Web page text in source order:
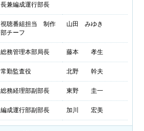
長兼編成運行部長
視聴番組担当 制作
部チーフ
山田 みゆき
総務管理本部局長 藤本 孝生
常勤監査役 北野 幹夫
総務経理部副部長 東野 圭一
編成運行部副部長 加川 宏美